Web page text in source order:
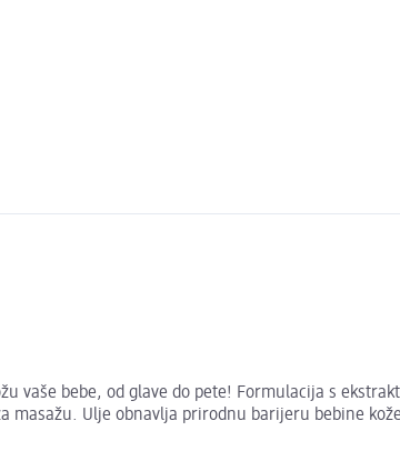
vaše bebe, od glave do pete! Formulacija s
Ulje obnavlja prirodnu barijeru bebine